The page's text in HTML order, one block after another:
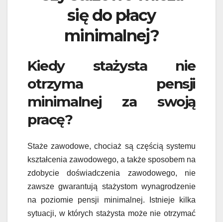
się do płacy
minimalnej?
Kiedy stażysta nie
otrzyma pensji
minimalnej za swoją
pracę?
Staże zawodowe, chociaż są częścią systemu
kształcenia zawodowego, a także sposobem na
zdobycie doświadczenia zawodowego, nie
zawsze gwarantują stażystom wynagrodzenie
na poziomie pensji minimalnej. Istnieje kilka
sytuacji, w których stażysta może nie otrzymać